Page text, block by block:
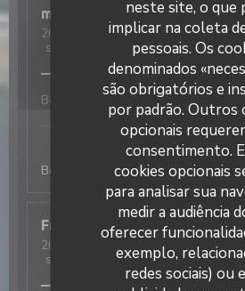
neste site, o que
implicar na coleta
pessoais. Os
denominados
são obrigatórios e
por padrão. Outros
opcionais
consentimento.
cookies opcionais
para analisar sua
medir a audiência
oferecer
exemplo,
redes sociais) ou
mireille
2026-04-09 - 20:00 - guests 4
service
ambience: 4/5 menu:5/
Bons produits, bien cuisiné et
Laurette - Bistrot de
the review
Bonjour merci à vous :)
Franki
2026-04-07
- 13:00 - guests 2
service
ambience:4 /5 menu: 4/